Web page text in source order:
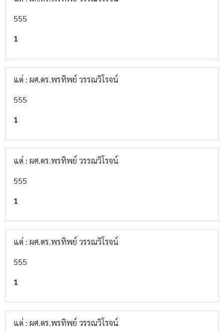
555
1
แด่ : ผศ.ดร.พรทิพย์ วรรณวิโรจน์
555
1
แด่ : ผศ.ดร.พรทิพย์ วรรณวิโรจน์
555
1
แด่ : ผศ.ดร.พรทิพย์ วรรณวิโรจน์
555
1
แด่ : ผศ.ดร.พรทิพย์ วรรณวิโรจน์